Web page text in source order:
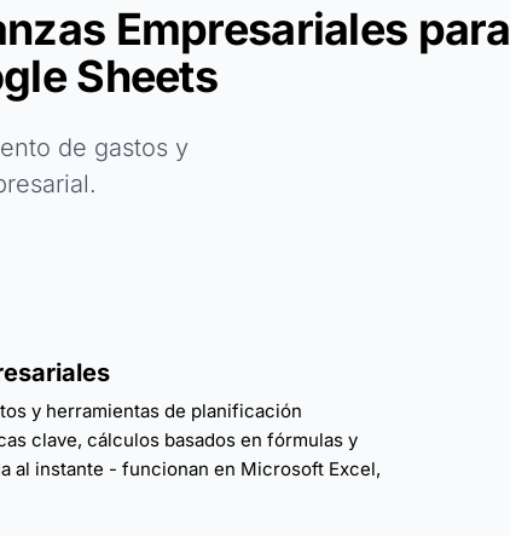
Empresariales para
Sheets
de gastos y
y herramientas de planificación
clave, cálculos basados en fórmulas y
al instante - funcionan en Microsoft Excel,